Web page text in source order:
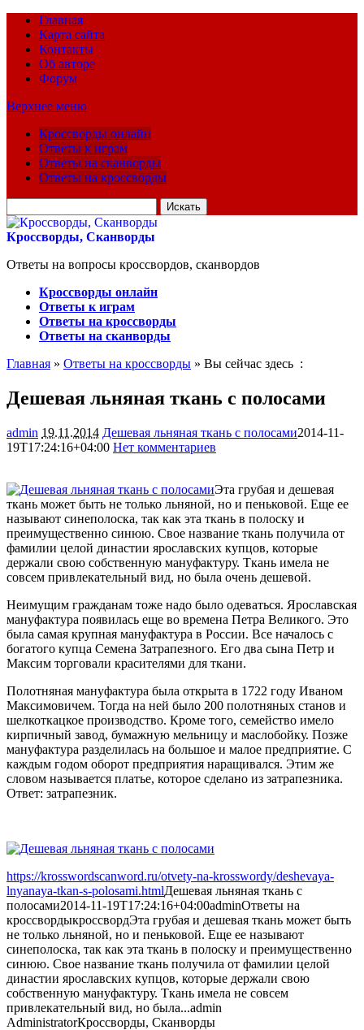
Главная
Карта сайта
Контакты
Об авторе
Форум
Верхнее меню
Кроссворды онлайн
Ответы к играм
Ответы на сканворды
Ответы на кроссворды
для:
Кроссворды, Сканворды
Ответы на вопросы кроссвордов, сканвордов
Кроссворды онлайн
Ответы к играм
Ответы на кроссворды
Ответы на сканворды
Главная » Ответы на кроссворды » Вы сейчас здесь :
Дешевая льняная ткань с полосами
admin 19.11.2014 Дешевая льняная ткань с полосами2014-11-
19T17:24:16+04:00 Нет комментариев
Эта грубая и дешевая
ткань может быть не только льняной, но и пеньковой. Еще ее
называют синеполоска, так как эта ткань в полоску и
преимущественно синюю. Свое название ткань получила от
фамилии целой династии ярославских купцов, которые
держали свою собственную мануфактуру. Ткань имела не
совсем привлекательный вид, но была очень дешевой.
Неимущим гражданам тоже надо было одеваться. Ярославская
мануфактура появилась еще во времена Петра Великого. Это
была самая крупная мануфактура в России. Все началось с
богатого купца Семена Затрапезного. Его два сына Петр и
Максим торговали красителями для ткани.
Полотняная мануфактура была открыта в 1722 году Иваном
Максимовичем. Тогда на ней было 200 полотняных станов и
шелкоткацкое производство. Кроме того, семейство имело
кирпичный завод, бумажную мельницу и маслобойку. Позже
мануфактура разделилась на большое и малое предприятие. С
каждым годом оборот предприятия наращивался. Этим же
словом называется платье, которое сделано из затрапезника.
Ответ: затрапезник.
https://krosswordscanword.ru/otvety-na-krosswordy/deshevaya-
lnyanaya-tkan-s-polosami.htmlДешевая льняная ткань с
полосами2014-11-19T17:24:16+04:00adminОтветы на
кроссвордыкроссвордЭта грубая и дешевая ткань может быть
не только льняной, но и пеньковой. Еще ее называют
синеполоска, так как эта ткань в полоску и преимущественно
синюю. Свое название ткань получила от фамилии целой
династии ярославских купцов, которые держали свою
собственную мануфактуру. Ткань имела не совсем
привлекательный вид, но была...admin
AdministratorКроссворды, Сканворды